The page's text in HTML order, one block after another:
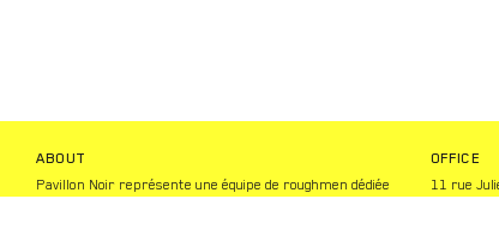
ABOUT
Pavillon Noir représente une équipe de roughmen dédiée
OFFICE
11 rue